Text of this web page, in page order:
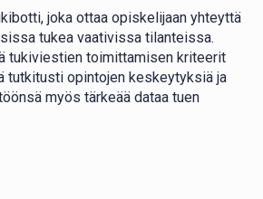
joka ottaa opiskelijaan yhteyttä
tukea vaativissa tilanteissa.
tukiviestien toimittamisen kriteerit
tutkitusti opintojen keskeytyksiä ja
myös tärkeää dataa tuen